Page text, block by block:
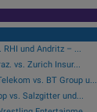
RHI und Andritz – ...
vs. Zurich Insur...
vs. BT Group u...
vs. Salzgitter und...